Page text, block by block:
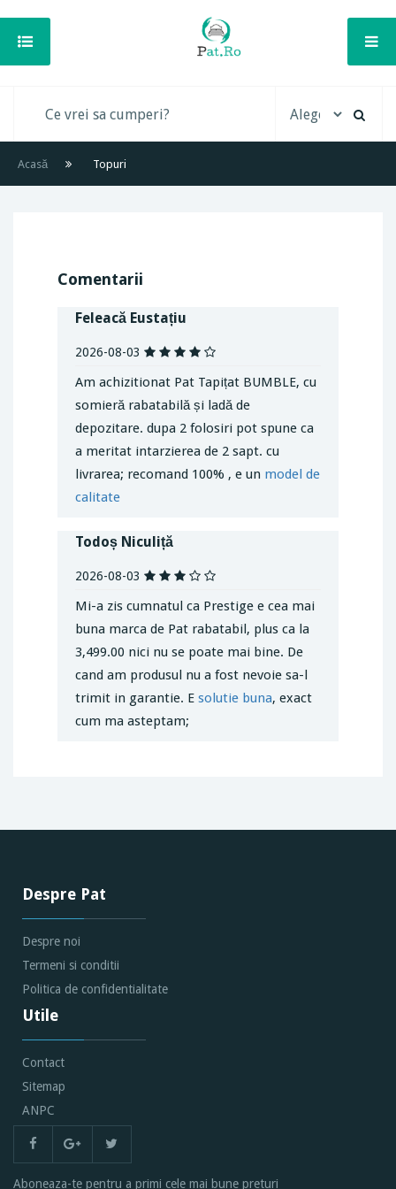
Acasă Topuri
Comentarii
Feleacă Eustațiu
2026-08-03
Am achizitionat Pat Tapițat BUMBLE, cu
somieră rabatabilă și ladă de
depozitare. dupa 2 folosiri pot spune ca
a meritat intarzierea de 2 sapt. cu
livrarea; recomand 100% , e un model de
calitate
Todoș Niculiță
2026-08-03
Mi-a zis cumnatul ca Prestige e cea mai
buna marca de Pat rabatabil, plus ca la
3,499.00 nici nu se poate mai bine. De
cand am produsul nu a fost nevoie sa-l
trimit in garantie. E solutie buna, exact
cum ma asteptam;
Despre Pat
Despre noi
Termeni si conditii
Politica de confidentialitate
Utile
Contact
Sitemap
ANPC
Aboneaza-te pentru a primi cele mai bune preturi